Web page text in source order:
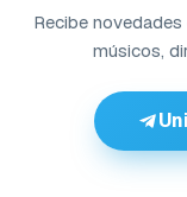
Recibe
músicos,